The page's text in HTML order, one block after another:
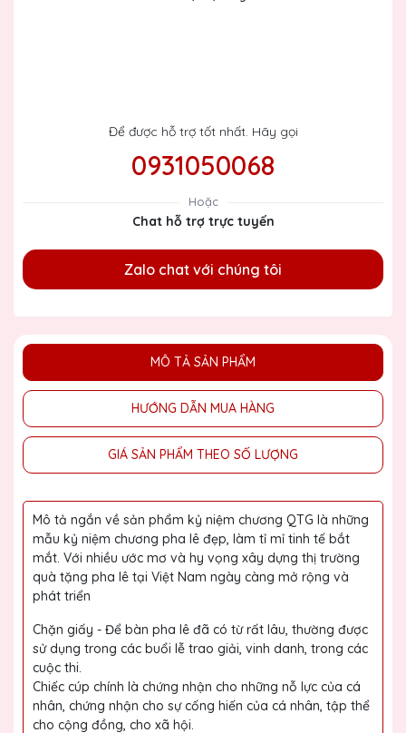
Để được hỗ trợ tốt nhất. Hãy gọi
0931050068
Hoặc
Chat hỗ trợ trực tuyến
Zalo chat với chúng tôi
MÔ TẢ SẢN PHẨM
HƯỚNG DẪN MUA HÀNG
GIÁ SẢN PHẨM THEO SỐ LƯỢNG
Mô tả ngắn về sản phẩm kỷ niệm chương QTG là những
mẫu kỷ niệm chương pha lê đẹp, làm tỉ mỉ tinh tế bắt
mắt. Với nhiều ước mơ và hy vọng xây dựng thị trường
quà tặng pha lê tại Việt Nam ngày càng mở rộng và
phát triển
Chặn giấy - Để bàn pha lê đã có từ rất lâu, thường được
sử dụng trong các buổi lễ trao giải, vinh danh, trong các
cuộc thi.
Chiếc cúp chính là chứng nhận cho những nỗ lực của cá
nhân, chứng nhận cho sự cống hiến của cá nhân, tập thể
cho cộng đồng, cho xã hội.